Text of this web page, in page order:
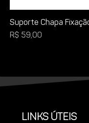
Suporte Chapa
Preço
R$ 59,00
LINKS ÚTEIS